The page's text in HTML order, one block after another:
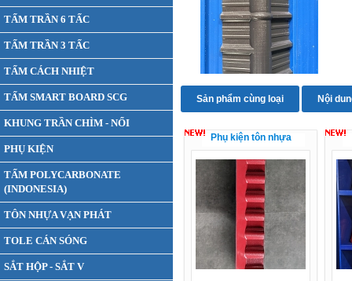
TẤM TRẦN 6 TẤC
TẤM TRẦN 3 TẤC
TẤM CÁCH NHIỆT
TẤM SMART BOARD SCG
KHUNG TRẦN CHÌM - NỔI
PHỤ KIỆN
TẤM POLYCARBONATE
(INDONESIA)
TÔN NHỰA VẠN PHÁT
TOLE CÁN SÓNG
SẮT HỘP - SẮT V
Sản phẩm cùng loại Nội
Phụ kiện tôn nhựa